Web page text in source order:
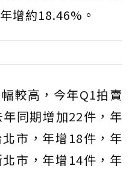
增約18.46%。
較高，今年Q1拍賣
同期增加22件，年
市，年增18件，年
市，年增14件，年